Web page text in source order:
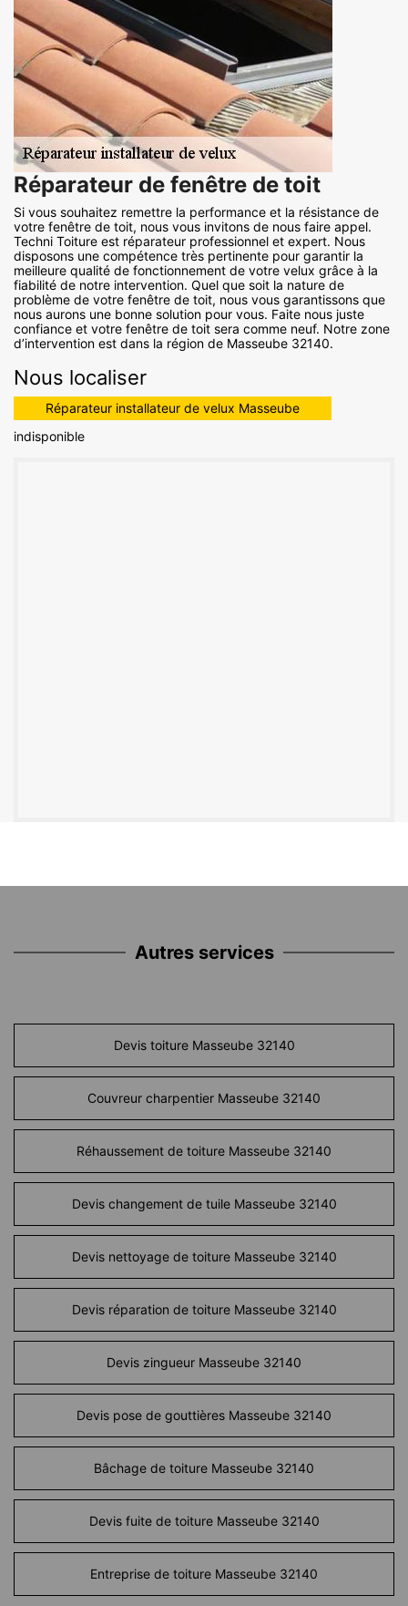
Réparateur de fenêtre de toit
Si vous souhaitez remettre la performance et la résistance de
votre fenêtre de toit, nous vous invitons de nous faire appel.
Techni Toiture est réparateur professionnel et expert. Nous
disposons une compétence très pertinente pour garantir la
meilleure qualité de fonctionnement de votre velux grâce à la
fiabilité de notre intervention. Quel que soit la nature de
problème de votre fenêtre de toit, nous vous garantissons que
nous aurons une bonne solution pour vous. Faite nous juste
confiance et votre fenêtre de toit sera comme neuf. Notre zone
d’intervention est dans la région de Masseube 32140.
Nous localiser
Réparateur installateur de velux Masseube
indisponible
Autres services
Devis toiture Masseube 32140
Couvreur charpentier Masseube 32140
Réhaussement de toiture Masseube 32140
Devis changement de tuile Masseube 32140
Devis nettoyage de toiture Masseube 32140
Devis réparation de toiture Masseube 32140
Devis zingueur Masseube 32140
Devis pose de gouttières Masseube 32140
Bâchage de toiture Masseube 32140
Devis fuite de toiture Masseube 32140
Entreprise de toiture Masseube 32140